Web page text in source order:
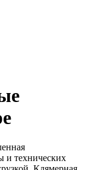
и технических